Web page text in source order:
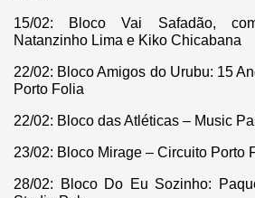
15/02: Bloco Vai Safadão,
Natanzinho Lima e Kiko Chicabana
22/02: Bloco Amigos do Urubu: 15
Porto Folia
22/02: Bloco das Atléticas – Music
23/02: Bloco Mirage – Circuito Porto
28/02: Bloco Do Eu Sozinho: